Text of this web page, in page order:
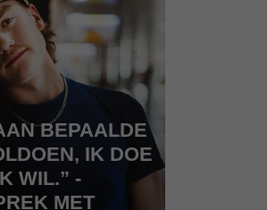
BEPAALDE
IK DOE
WIL.” -
MET